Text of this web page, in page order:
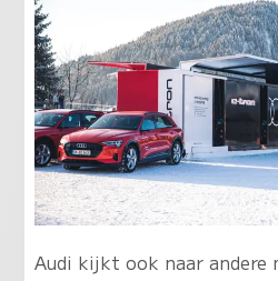
Audi kijkt ook naar andere